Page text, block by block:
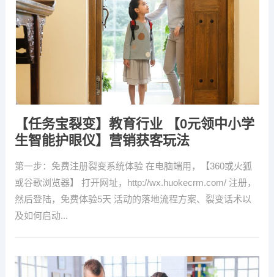
【任务宝裂变】教育行业 【0元领中小学
生智能护眼仪】营销获客玩法
第一步：免费注册裂变系统体验 在电脑端用，【360或火狐
或谷歌浏览器】 打开网址，http://wx.huokecrm.com/ 注册，
然后登陆，免费体验5天 活动的落地流程方案、裂变话术以
及如何启动...